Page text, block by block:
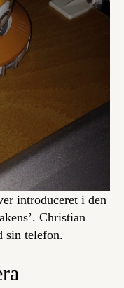
introduceret i den
Christian
sin telefon.